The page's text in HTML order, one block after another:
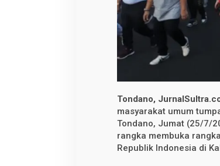
m
b
e
r
a
u
n
S
a
m
b
Tondano,
masyarakat umum
Tondano, Jumat (25/7/
rangka membuka
Republik Indonesia di